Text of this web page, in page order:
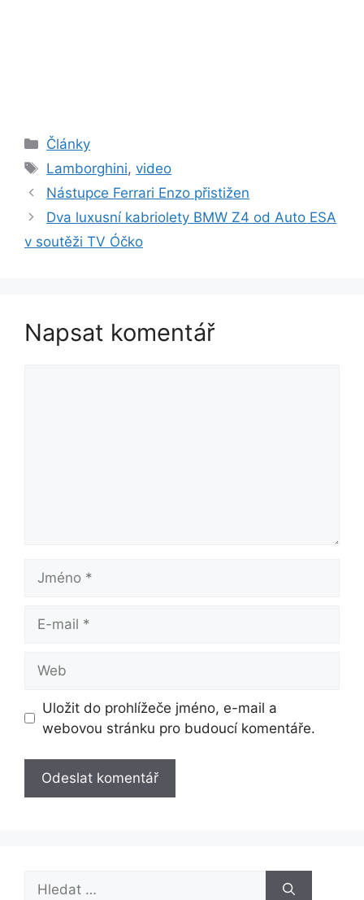
Rubriky
Články
Štítky
Lamborghini,video
Nástupce Ferrari Enzo přistižen
Dva luxusní kabriolety BMW Z4 od Auto ESA
v soutěži TV Óčko
Napsat komentář
Jméno
mail
Uložit do prohlížeče jméno, e-mail a
webovou stránku pro budoucí komentáře.
Hledat: